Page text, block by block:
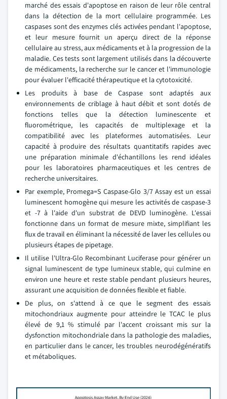
marché des essais d'apoptose en raison de leur rôle central
dans la détection de la mort cellulaire programmée. Les
caspases sont des enzymes clés activées pendant l'apoptose,
et leur mesure fournit un aperçu direct de la réponse
cellulaire au stress, aux médicaments et à la progression de la
maladie. Ces tests sont largement utilisés dans la découverte
de médicaments, la recherche sur le cancer et l'immunologie
pour évaluer l'efficacité thérapeutique et la cytotoxicité.
Les produits à base de Caspase sont adaptés aux
environnements de criblage à haut débit et sont dotés de
fonctions telles que la détection luminescente et
fluorométrique, les capacités de multiplexage et la
compatibilité avec les plateformes automatisées. Leur
capacité à produire des résultats quantitatifs rapides avec
une préparation minimale d'échantillons les rend idéales
pour les laboratoires pharmaceutiques et les centres de
recherche universitaires.
Par exemple, Promega=S Caspase-Glo 3/7 Assay est un essai
luminescent homogène qui mesure les activités de caspase-3
et -7 à l'aide d'un substrat de DEVD luminogène. L'essai
fonctionne dans un format de mesure mixte, simplifiant les
flux de travail en éliminant la nécessité de laver les cellules ou
plusieurs étapes de pipetage.
Il utilise l'Ultra-Glo Recombinant Luciferase pour générer un
signal luminescent de type lumineux stable, qui culmine en
environ une heure et reste stable pendant plusieurs heures,
assurant une acquisition de données flexible et fiable.
De plus, on s'attend à ce que le segment des essais
mitochondriaux augmente pour atteindre le TCAC le plus
élevé de 9,1 % stimulé par l'accent croissant mis sur la
dysfonction mitochondriale dans la pathologie des maladies,
en particulier dans le cancer, les troubles neurodégénératifs
et métaboliques.